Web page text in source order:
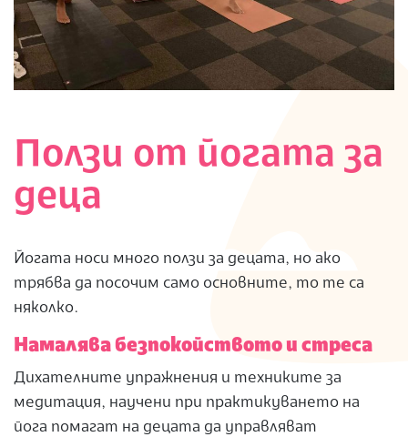
Ползи от йогата за
деца
Йогата носи много ползи за децата, но ако
трябва да посочим само основните, то те са
няколко.
Намалява безпокойството и стреса
Дихателните упражнения и техниките за
медитация, научени при практикуването на
йога помагат на децата да управляват